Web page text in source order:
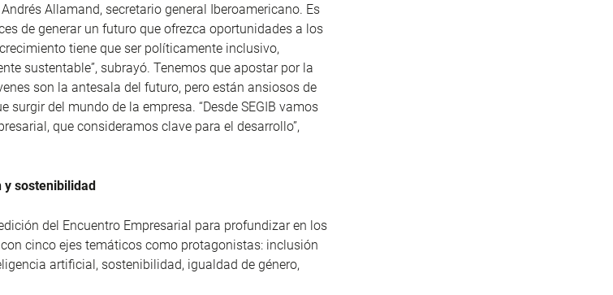
Allamand, secretario general Iberoamericano. Es
de generar un futuro que ofrezca oportunidades a los
tiene que ser políticamente inclusivo,
sustentable”, subrayó. Tenemos que apostar por la
son la antesala del futuro, pero están ansiosos de
surgir del mundo de la empresa. “Desde SEGIB vamos
que consideramos clave para el desarrollo”,
y sostenibilidad
del Encuentro Empresarial para profundizar en los
cinco ejes temáticos como protagonistas: inclusión
artificial, sostenibilidad, igualdad de género,